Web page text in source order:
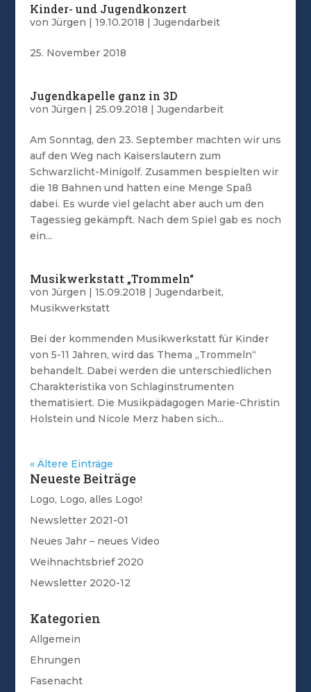
Kinder- und Jugendkonzert
von Jürgen | 19.10.2018 | Jugendarbeit
25. November 2018
Jugendkapelle ganz in 3D
von Jürgen | 25.09.2018 | Jugendarbeit
Am Sonntag, den 23. September machten wir uns
auf den Weg nach Kaiserslautern zum
Schwarzlicht-Minigolf. Zusammen bespielten wir
die 18 Bahnen und hatten eine Menge Spaß
dabei. Es wurde viel gelacht aber auch um den
Tagessieg gekämpft. Nach dem Spiel gab es noch
ein...
Musikwerkstatt „Trommeln“
von Jürgen | 15.09.2018 | Jugendarbeit,
Musikwerkstatt
Bei der kommenden Musikwerkstatt für Kinder
von 5-11 Jahren, wird das Thema „Trommeln“
behandelt. Dabei werden die unterschiedlichen
Charakteristika von Schlaginstrumenten
thematisiert. Die Musikpädagogen Marie-Christin
Holstein und Nicole Merz haben sich...
« Ältere Einträge
Neueste Beiträge
Logo, Logo, alles Logo!
Newsletter 2021-01
Neues Jahr – neues Video
Weihnachtsbrief 2020
Newsletter 2020-12
Kategorien
Allgemein
Ehrungen
Fasenacht